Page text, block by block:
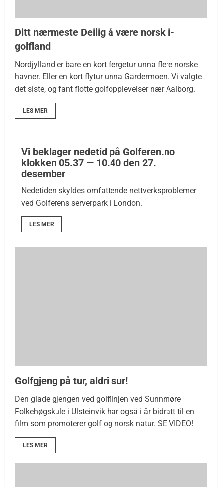
Ditt nærmeste Deilig å være norsk i-
golfland
Nordjylland er bare en kort fergetur unna flere norske
havner. Eller en kort flytur unna Gardermoen. Vi valgte
det siste, og fant flotte golfopplevelser nær Aalborg.
LES MER
Vi beklager nedetid på Golferen.no
klokken 05.37 — 10.40 den 27.
desember
Nedetiden skyldes omfattende nettverksproblemer
ved Golferens serverpark i London.
LES MER
Golfgjeng på tur, aldri sur!
Den glade gjengen ved golflinjen ved Sunnmøre
Folkehøgskule i Ulsteinvik har også i år bidratt til en
film som promoterer golf og norsk natur. SE VIDEO!
LES MER